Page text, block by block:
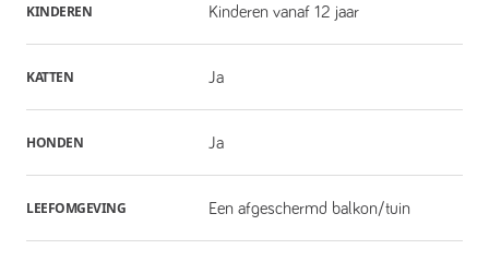
KINDEREN Kinderen vanaf 12 jaar
KATTEN Ja
HONDEN Ja
LEEFOMGEVING Een afgeschermd balkon/tuin